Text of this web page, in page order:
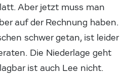
Aber jetzt muss man
auf der Rechnung haben.
schwer getan, ist leider
Die Niederlage geht
ist auch Lee nicht.